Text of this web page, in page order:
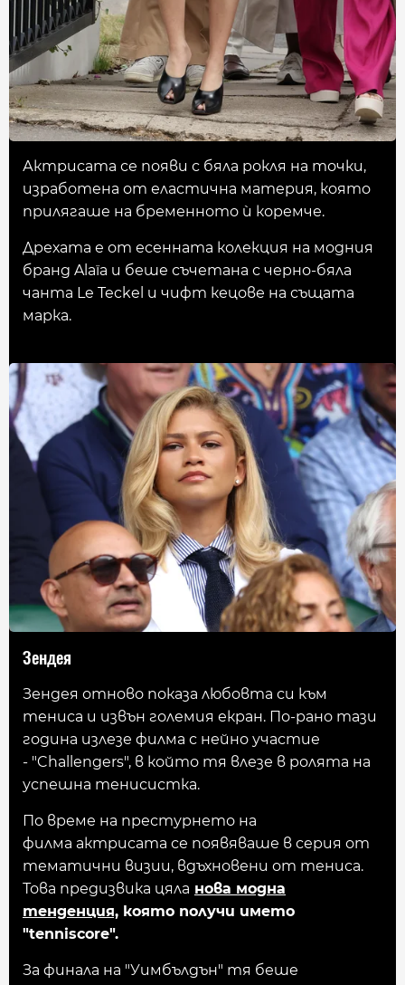
Актрисата се появи с бяла рокля на точки,
изработена от еластична материя, която
прилягаше на бременното ѝ коремче.
Дрехата е от есенната колекция на модния
бранд Alaïa и беше съчетана с черно-бяла
чанта Le Teckel и чифт кецове на същата
марка.
Зендея
Зендея отново показа любовта си към
тениса и извън големия екран. По-рано тази
година излезе филма с нейно участие
- "Challengers", в който тя влезе в ролята на
успешна тенисистка.
По време на престурнето на
филма актрисата се появяваше в серия от
тематични визии, вдъхновени от тениса.
Това предизвика цяла нова модна
тенденция, която получи името
"tenniscore".
За финала на "Уимбълдън" тя беше